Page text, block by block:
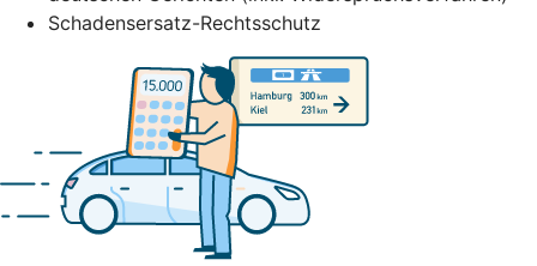
Schadensersatz-Rechtsschutz